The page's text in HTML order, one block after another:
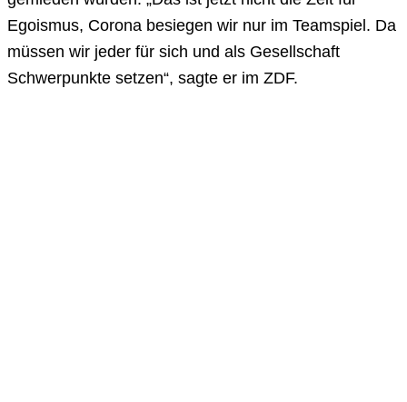
Egoismus, Corona besiegen wir nur im Teamspiel. Da
müssen wir jeder für sich und als Gesellschaft
Schwerpunkte setzen“, sagte er im ZDF.